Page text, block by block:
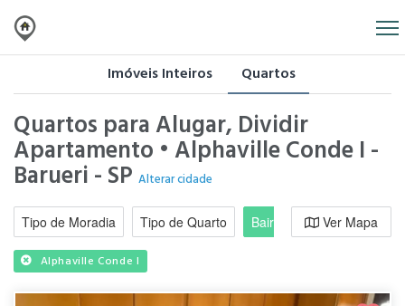
Imóveis Inteiros Quartos
Quartos para Alugar, Dividir
Apartamento • Alphaville Conde I -
Barueri - SP Alterar cidade
Tipo de Moradia Tipo de Quarto Bairro / RegiãoVer Mapa
Alphaville Conde I